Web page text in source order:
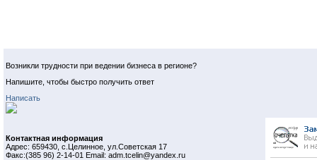
Возникли трудности при ведении бизнеса в регионе?
Напишите, чтобы быстро получить ответ
Написать
Контактная информация
Адрес: 659430, с.Целинное, ул.Советская 17
Факс:(385 96) 2-14-01 Email: adm.tcelin@yandex.ru